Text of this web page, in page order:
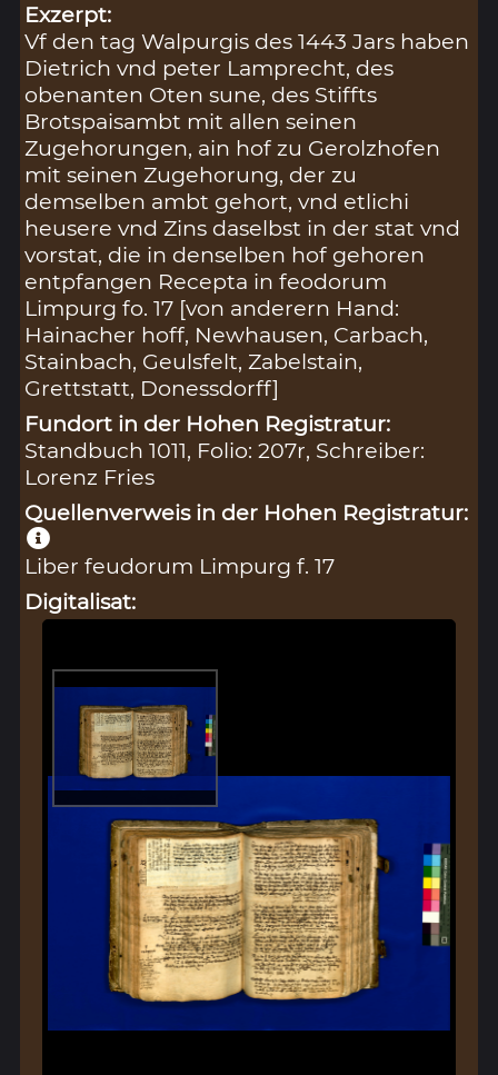
Exzerpt:
Vf den tag Walpurgis des 1443 Jars haben
Dietrich vnd peter Lamprecht, des
obenanten Oten sune, des Stiffts
Brotspaisambt mit allen seinen
Zugehorungen, ain hof zu Gerolzhofen
mit seinen Zugehorung, der zu
demselben ambt gehort, vnd etlichi
heusere vnd Zins daselbst in der stat vnd
vorstat, die in denselben hof gehoren
entpfangen Recepta in feodorum
Limpurg fo. 17 [von anderern Hand:
Hainacher hoff, Newhausen, Carbach,
Stainbach, Geulsfelt, Zabelstain,
Grettstatt, Donessdorff]
Fundort in der Hohen Registratur:
Standbuch 1011, Folio: 207r, Schreiber:
Lorenz Fries
Quellenverweis in der Hohen Registratur:
Liber feudorum Limpurg f. 17
Digitalisat: